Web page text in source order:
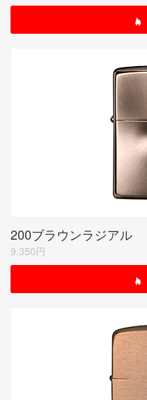
200ブラウンラジアル
9,350円